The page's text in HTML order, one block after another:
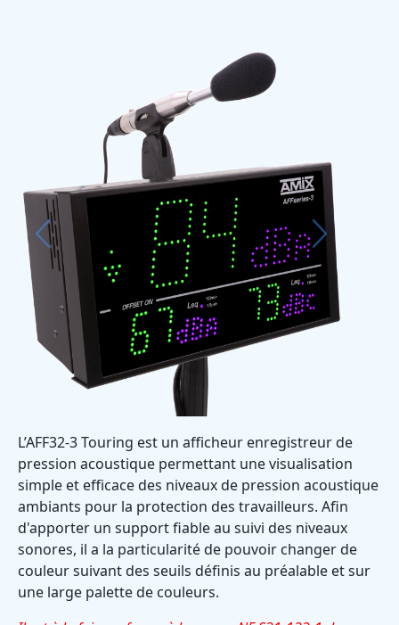
Previous Next
L’AFF32-3 Touring est un afficheur enregistreur de
pression acoustique permettant une visualisation
simple et efficace des niveaux de pression acoustique
ambiants pour la protection des travailleurs. Afin
d'apporter un support fiable au suivi des niveaux
sonores, il a la particularité de pouvoir changer de
couleur suivant des seuils définis au préalable et sur
une large palette de couleurs.